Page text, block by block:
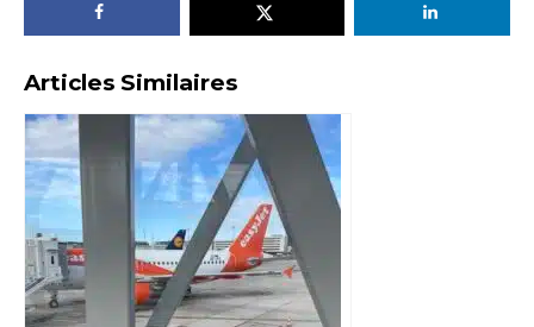
Articles Similaires